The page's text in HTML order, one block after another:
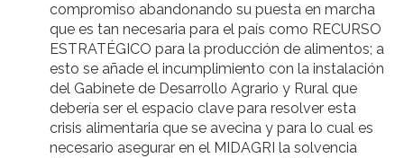
compromiso abandonando su puesta en marcha
que es tan necesaria para el país como RECURSO
ESTRATÉGICO para la producción de alimentos; a
esto se añade el incumplimiento con la instalación
del Gabinete de Desarrollo Agrario y Rural que
debería ser el espacio clave para resolver esta
crisis alimentaria que se avecina y para lo cual es
necesario asegurar en el MIDAGRI la solvencia